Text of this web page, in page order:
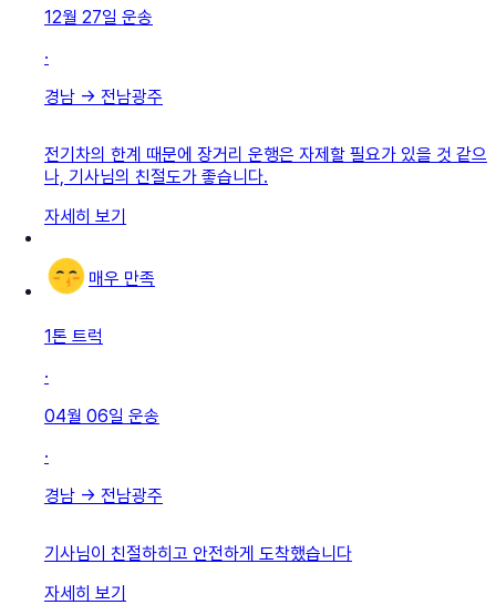
12월 27일 운송
·
경남 → 전남광주
전기차의 한계 때문에 장거리 운행은 자제할 필요가 있을 것 같으
나, 기사님의 친절도가 좋습니다.
자세히 보기
매우 만족
1톤 트럭
·
04월 06일 운송
·
경남 → 전남광주
기사님이 친절하히고 안전하게 도착했습니다
자세히 보기